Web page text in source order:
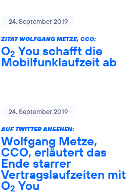
24. September 2019
ZITAT WOLFGANG METZE, CCO:
O2 You schafft die
Mobilfunklaufzeit ab
24. September 2019
AUF TWITTER ANSEHEN:
Wolfgang Metze,
CCO, erläutert das
Ende starrer
Vertragslaufzeiten mit
O2 You